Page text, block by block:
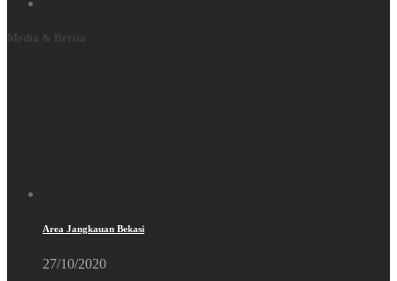
Media & Berita
Area Jangkauan Bekasi
27/10/2020